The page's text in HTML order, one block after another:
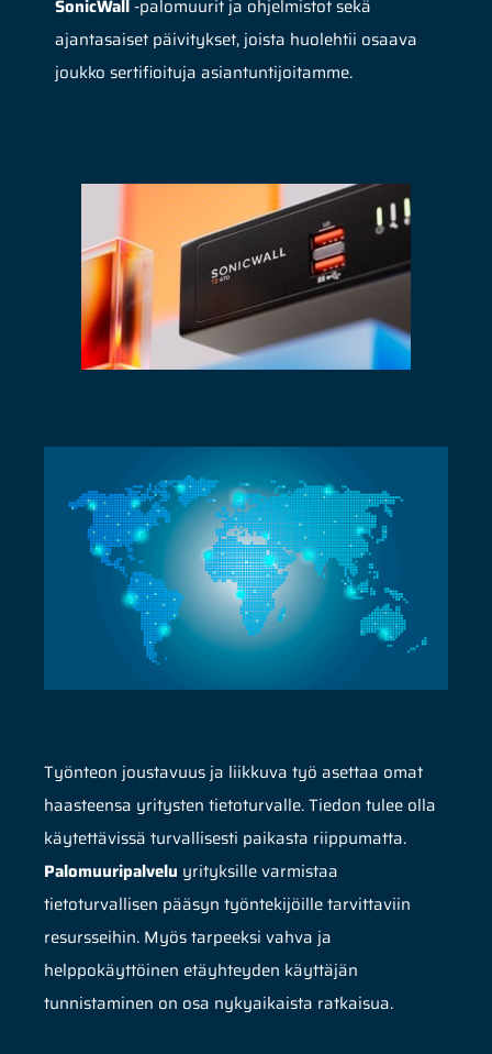
SonicWall -palomuurit ja ohjelmistot sekä
ajantasaiset päivitykset, joista huolehtii osaava
joukko sertifioituja asiantuntijoitamme.
Työnteon joustavuus ja liikkuva työ asettaa omat
haasteensa yritysten tietoturvalle. Tiedon tulee olla
käytettävissä turvallisesti paikasta riippumatta.
Palomuuripalvelu yrityksille varmistaa
tietoturvallisen pääsyn työntekijöille tarvittaviin
resursseihin. Myös tarpeeksi vahva ja
helppokäyttöinen etäyhteyden käyttäjän
tunnistaminen on osa nykyaikaista ratkaisua.